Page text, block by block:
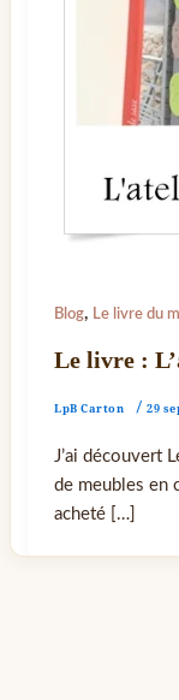
Blog, Le livre du
Le livre :
LpB Carton /29
J’ai découvert
de meubles en
acheté […]